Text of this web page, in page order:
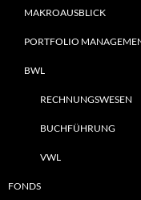
MAKROAUSBLICK
PORTFOLIO
BWL
RECHNUNGSWESEN
BUCHFÜHRUNG
VWL
FONDS